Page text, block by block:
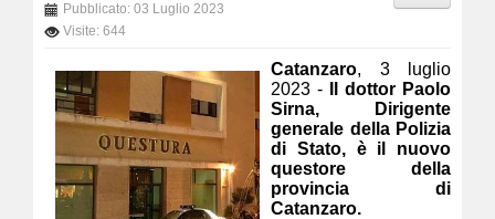
Pubblicato: 03 Luglio 2023
Visite: 644
Catanzaro, 3 luglio
2023 -
Il dottor Paolo
Sirna, Dirigente
generale della Polizia
di Stato, è il nuovo
questore della
provincia di
Catanzaro.